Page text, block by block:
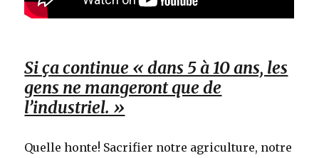
Si ça continue « dans 5 à 10 ans, les
gens ne mangeront que de
l’industriel. »
Quelle honte! Sacrifier notre agriculture, notre